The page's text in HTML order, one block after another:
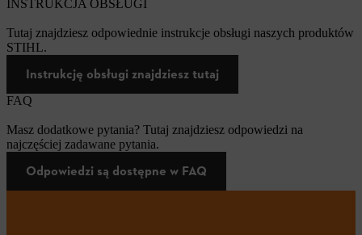
INSTRUKCJA OBSŁUGI
Tutaj znajdziesz odpowiednie instrukcje obsługi naszych produktów
STIHL.
Instrukcję obsługi znajdziesz tutaj
FAQ
Masz dodatkowe pytania? Tutaj znajdziesz odpowiedzi na
najczęściej zadawane pytania.
Odpowiedzi są dostępne w FAQ